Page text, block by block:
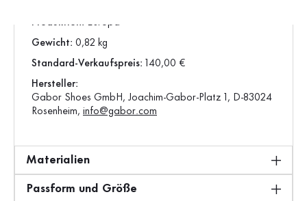
Produktion: Europa
Gewicht: 0,82 kg
Standard-Verkaufspreis: 140,00 €
Hersteller:
Gabor Shoes GmbH, Joachim-Gabor-Platz 1, D-83024
Rosenheim, info@gabor.com
Materialien
Passform und Größe